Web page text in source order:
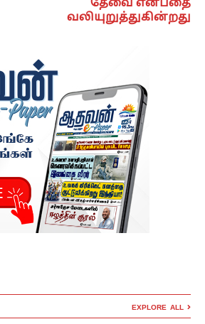
தேவை என்பதை
வலியுறுத்துகின்றது
EXPLORE ALL